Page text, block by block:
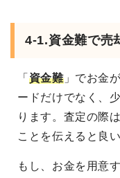
4-1.資金難で売
「 資金難」でお金
ードだけでなく、
ります。査定の際
ことを伝えると良
もし、お金を用意